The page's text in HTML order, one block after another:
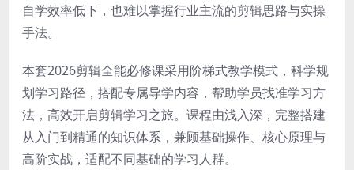
自学效率低下，也难以掌握行业主流的剪辑思路与实操
手法。
本套2026剪辑全能必修课采用阶梯式教学模式，科学规
划学习路径，搭配专属导学内容，帮助学员找准学习方
法，高效开启剪辑学习之旅。课程由浅入深，完整搭建
从入门到精通的知识体系，兼顾基础操作、核心原理与
高阶实战，适配不同基础的学习人群。